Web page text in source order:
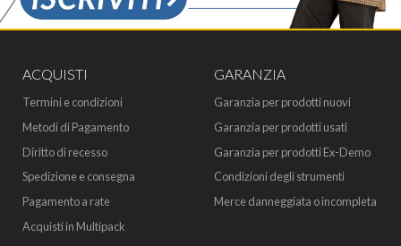
ACQUISTI
Termini e condizioni
Metodi di Pagamento
Diritto di recesso
Spedizione e consegna
Pagamento a rate
Acquisti in Multipack
GARANZIA
Garanzia per prodotti nuovi
Garanzia per prodotti usati
Garanzia per prodotti Ex-Demo
Condizioni degli strumenti
Merce danneggiata o incompleta